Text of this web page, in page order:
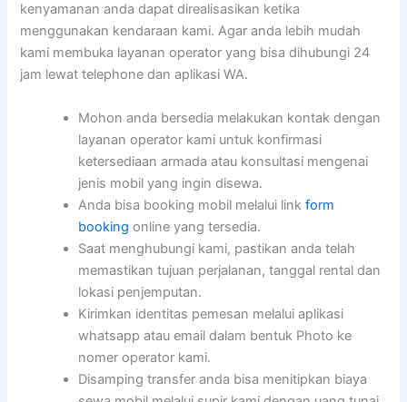
kenyamanan anda dapat direalisasikan ketika
menggunakan kendaraan kami. Agar anda lebih mudah
kami membuka layanan operator yang bisa dihubungi 24
jam lewat telephone dan aplikasi WA.
Mohon anda bersedia melakukan kontak dengan
layanan operator kami untuk konfirmasi
ketersediaan armada atau konsultasi mengenai
jenis mobil yang ingin disewa.
Anda bisa booking mobil melalui linkform
booking online yang tersedia.
Saat menghubungi kami, pastikan anda telah
memastikan tujuan perjalanan, tanggal rental dan
lokasi penjemputan.
Kirimkan identitas pemesan melalui aplikasi
whatsapp atau email dalam bentuk Photo ke
nomer operator kami.
Disamping transfer anda bisa menitipkan biaya